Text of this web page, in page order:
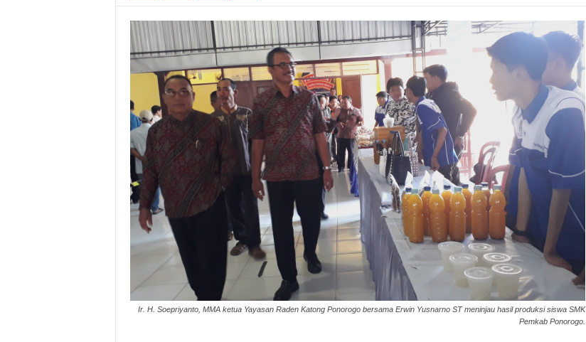
Ir. H. Soepriyanto, MMA ketua Yayasan Raden Katong Ponorogo bersama Erwin Yusnarno ST meninjau hasil produksi siswa SMK
Pemkab Ponorogo.